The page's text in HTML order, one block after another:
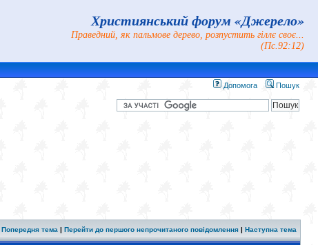
Християнський форум «Джерело»
Праведний, як пальмове дерево, розпустить гіллє своє...
(Пс.92:12)
Допомога Пошук
Попередня тема | Перейти до першого непрочитаного повідомлення | Наступна тема